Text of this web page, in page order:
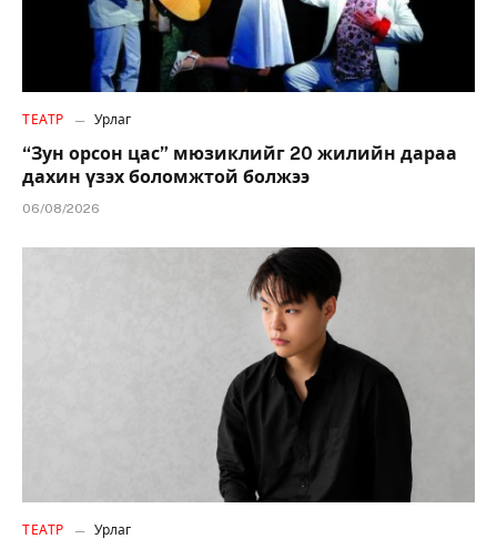
ТЕАТР Урлаг
“Зун орсон цас” мюзиклийг 20 жилийн дараа
дахин үзэх боломжтой болжээ
06/08/2026
ТЕАТР Урлаг